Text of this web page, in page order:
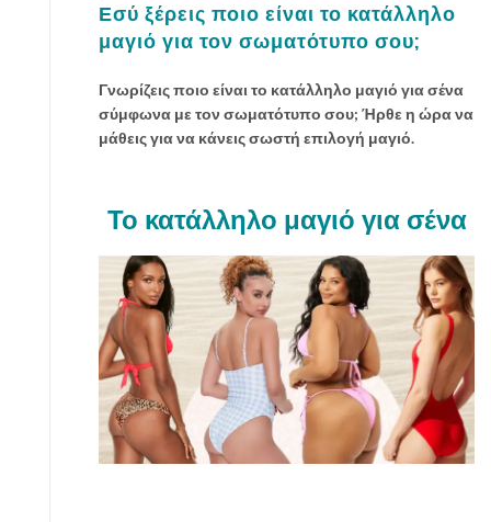
α
ν
ι
κ
ό
χ
ε
τ
α
μ
Εσύ ξέρεις ποιο είναι το κατάλληλο
μαγιό για τον σωματότυπο σου;
Γνωρίζεις ποιο είναι το κατάλληλο μαγιό για σένα
σύμφωνα με τον σωματότυπο σου; Ήρθε η ώρα να
μάθεις για να κάνεις σωστή επιλογή μαγιό.
Το κατάλληλο μαγιό για σένα